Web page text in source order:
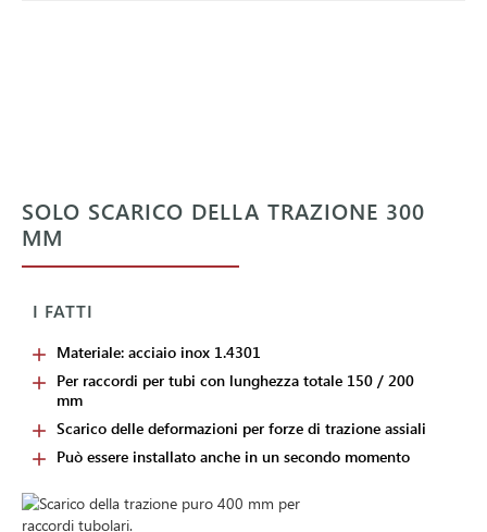
SOLO SCARICO DELLA TRAZIONE 300
MM
I FATTI
Materiale: acciaio inox 1.4301
Per raccordi per tubi con lunghezza totale 150 / 200
mm
Scarico delle deformazioni per forze di trazione assiali
Può essere installato anche in un secondo momento